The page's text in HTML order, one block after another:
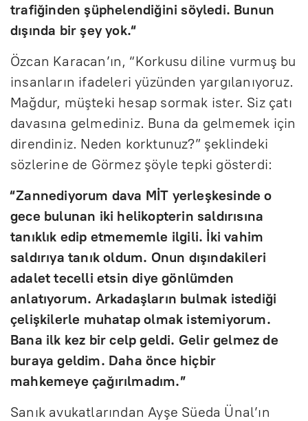
trafiğinden şüphelendiğini söyledi. Bunun
dışında bir şey yok.“
Özcan Karacan’ın, “Korkusu diline vurmuş bu
insanların ifadeleri yüzünden yargılanıyoruz.
Mağdur, müşteki hesap sormak ister. Siz çatı
davasına gelmediniz. Buna da gelmemek için
direndiniz. Neden korktunuz?” şeklindeki
sözlerine de Görmez şöyle tepki gösterdi:
“Zannediyorum dava MİT yerleşkesinde o
gece bulunan iki helikopterin saldırısına
tanıklık edip etmememle ilgili. İki vahim
saldırıya tanık oldum. Onun dışındakileri
adalet tecelli etsin diye gönlümden
anlatıyorum. Arkadaşların bulmak istediği
çelişkilerle muhatap olmak istemiyorum.
Bana ilk kez bir celp geldi. Gelir gelmez de
buraya geldim. Daha önce hiçbir
mahkemeye çağırılmadım.”
Sanık avukatlarından Ayşe Süeda Ünal’ın